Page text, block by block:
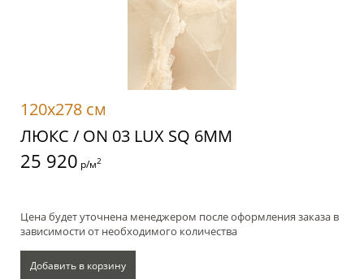
120x278 см
ЛЮКС / ON 03 LUX SQ 6MM
25 920 р/м2
Цена будет уточнена менеджером после оформления заказа в
зависимости от необходимого количества
Добавить в корзину